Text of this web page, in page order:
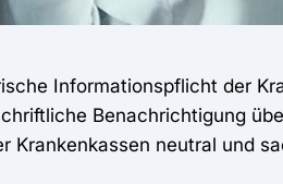
Informationspflicht der
Benachrichtigung
Krankenkassen neutral und